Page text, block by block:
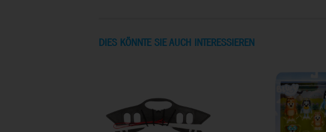
DIES KÖNNTE SIE AUCH INTERESSIEREN